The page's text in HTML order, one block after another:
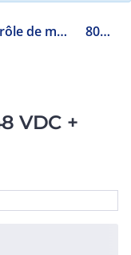
Contrôle de mouvement motion 80280302
VDC +